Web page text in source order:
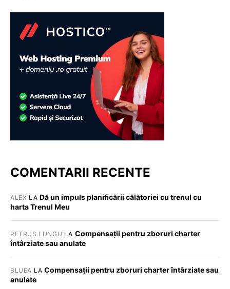
COMENTARII RECENTE
ALEX LA Dă un impuls planificării călătoriei cu trenul cu
harta Trenul Meu
PETRUȘ LUNGU LA Compensații pentru zboruri charter
întârziate sau anulate
BLUEA LACompensații pentru zboruri charter întârziate sau
anulate